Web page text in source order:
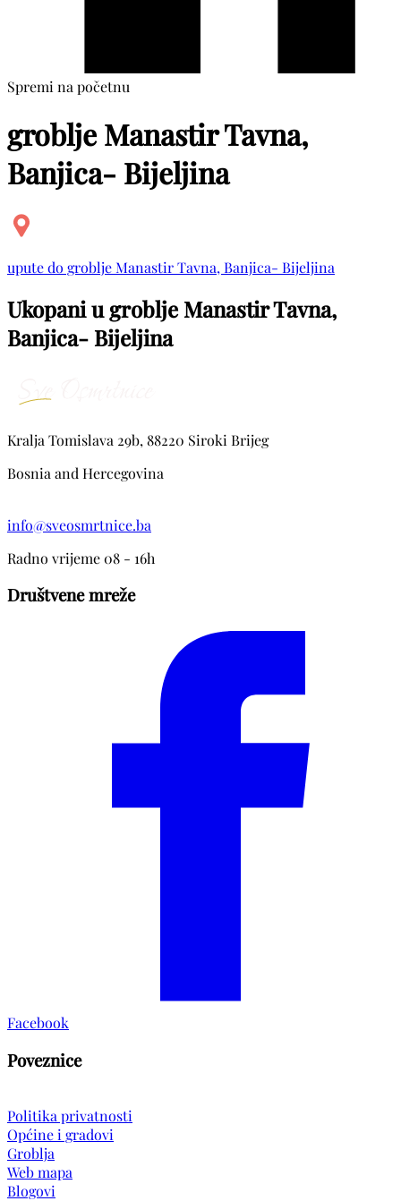
Spremi na početnu
groblje Manastir Tavna,
Banjica- Bijeljina
upute do groblje Manastir Tavna, Banjica- Bijeljina
Ukopani u groblje Manastir Tavna,
Banjica- Bijeljina
Kralja Tomislava 29b, 88220 Siroki Brijeg
Bosnia and Hercegovina
info@sveosmrtnice.ba
Radno vrijeme 08 - 16h
Društvene mreže
Facebook
Poveznice
Politika privatnosti
Općine i gradovi
Groblja
Web mapa
Blogovi